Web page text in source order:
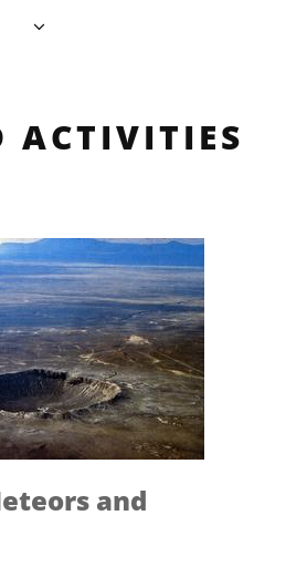
ACTIVITIES
and